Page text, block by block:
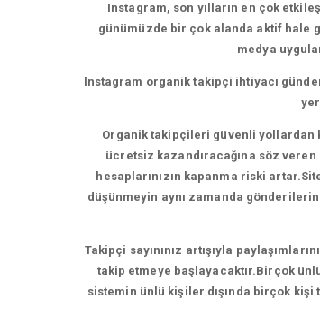
Instagram, son yılların en çok
günümüzde bir çok alanda aktif hale
medya
Instagram organik takipçi ihtiyacı
Organik takipçileri güvenli yollardan
ücretsiz kazandıracağına söz
hesaplarınızın kapanma riski
düşünmeyin aynı zamanda
Takipçi sayınınız artışıyla
takip etmeye başlayacaktır.Birçok
sistemin ünlü kişiler dışında birçok